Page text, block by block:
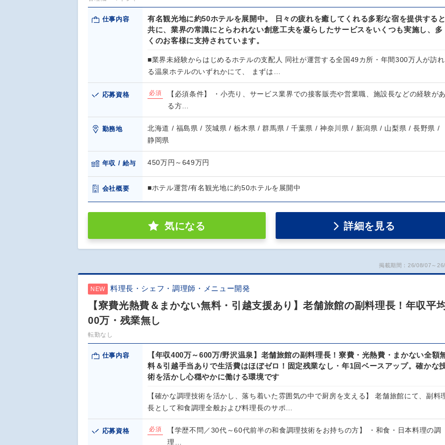
仕事内容
有名観光地に約50ホテルを展開中。 日々の疲れを癒してくれる多彩な宿を提供する
共に、業界の常識にとらわれない創意工夫を凝らしたサービスをいくつも実施し、多
くのお客様に支持されています。
■業界未経験からはじめるホテルの支配人 同社が運営する全国49カ所・年間300万人が訪れ
る温泉ホテルのいずれかにて、 まずは…
応募資格 必須
【必須条件】 ・小売り、サービス業界での接客販売や営業職、施設長などの経験が
る方…
勤務地
北海道 / 福島県 / 茨城県 / 栃木県 / 群馬県 / 千葉県 / 神奈川県 / 新潟県 / 山梨県 / 長野県 /
静岡県
年収 / 給与 450万円～649万円
会社概要 ■ホテル運営/有名観光地に約50ホテルを展開中
気になる 詳細を見る
掲載期間：26/08/07～
NEW 料理長・シェフ・調理師・メニュー開発
【寮費光熱費＆まかない無料・引越支援あり】老舗旅館の副料理長！年収平
00万・残業無し
転勤なし
仕事内容
【年収400万～600万/野沢温泉】老舗旅館の副料理長！寮費・光熱費・まかない全額
料＆引越手当ありで生活費はほぼゼロ！固定残業なし・年1回ベースアップ。確かな
術を活かし心穏やかに働ける環境です
【確かな調理技術を活かし、落ち着いた雰囲気の中で厨房を支える】 老舗旅館にて、副料
長として和食調理全般および料理長のサポ…
応募資格 必須
【学歴不問／30代～60代前半の和食調理技術をお持ちの方】 ・和食・日本料理の調
理…